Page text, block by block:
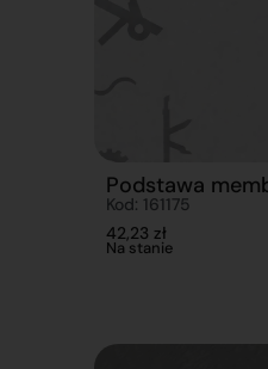
Podstawa
Kod: 161175
42,23 zł
Na stanie